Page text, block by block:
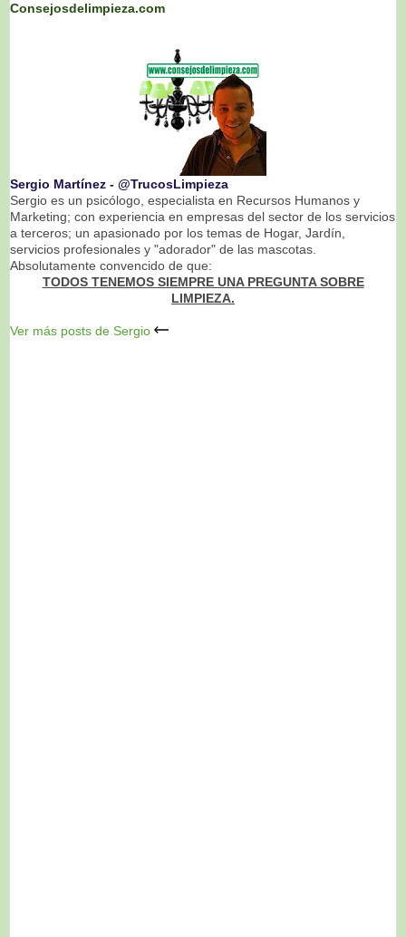
Consejosdelimpieza.com
Sergio Martínez ‐ @TrucosLimpieza
Sergio es un psicólogo, especialista en Recursos Humanos y
Marketing; con experiencia en empresas del sector de los servicios
a terceros; un apasionado por los temas de Hogar, Jardín,
servicios profesionales y "adorador" de las mascotas.
Absolutamente convencido de que:
TODOS TENEMOS SIEMPRE UNA PREGUNTA SOBRE
LIMPIEZA.
Ver más posts de Sergio